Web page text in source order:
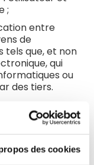
des cookies
;
entre
de
tels que, et non
qui
ou
des tiers.
au Site ou
sa propre